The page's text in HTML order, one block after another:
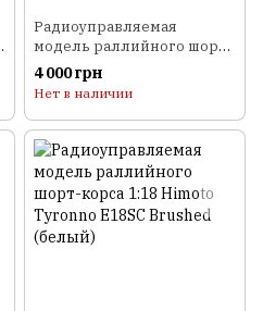
Радиоуправляемая
модель раллийного шорт-
корса 1:18 Himoto Tyronno
E18SC Brushed (черный)
4 000 грн
Нет в наличии